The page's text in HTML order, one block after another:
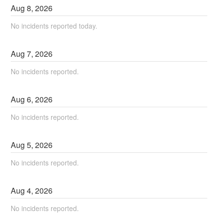
Aug8,2026
No incidents reported today.
Aug7,2026
No incidents reported.
Aug6,2026
No incidents reported.
Aug5,2026
No incidents reported.
Aug4,2026
No incidents reported.